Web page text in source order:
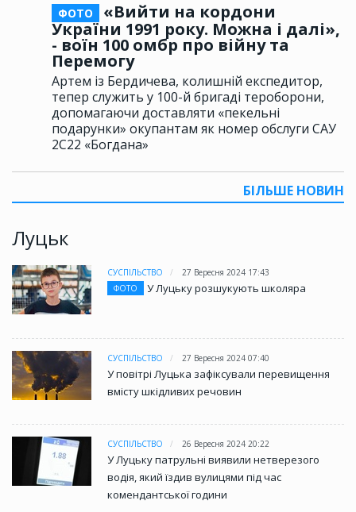
ФОТО
«Вийти на кордони
України 1991 року. Можна і далі»,
- воїн 100 омбр про війну та
Перемогу
Артем із Бердичева, колишній експедитор,
тепер служить у 100-й бригаді тероборони,
допомагаючи доставляти «пекельні
подарунки» окупантам як номер обслуги САУ
2С22 «Богдана»
БІЛЬШЕ НОВИН
Луцьк
СУСПІЛЬСТВО
27 Вересня 2024 17:43
ФОТО
У Луцьку розшукують школяра
СУСПІЛЬСТВО 27 Вересня 2024 07:40
У повітрі Луцька зафіксували перевищення
вмісту шкідливих речовин
СУСПІЛЬСТВО 26 Вересня 2024 20:22
У Луцьку патрульні виявили нетверезого
водія, який їздив вулицями під час
комендантської години